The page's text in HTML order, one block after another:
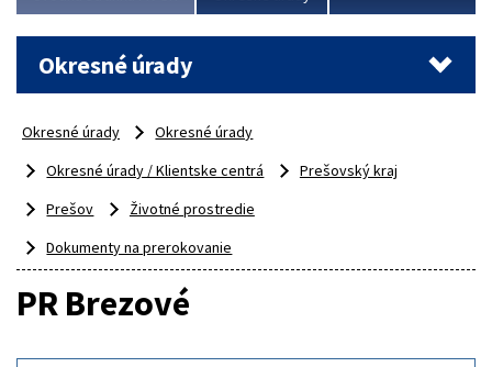
Okresné úrady
Okresné úrady
Okresné úrady
Okresné úrady / Klientske centrá
Prešovský kraj
Prešov
Životné prostredie
Dokumenty na prerokovanie
PR Brezové